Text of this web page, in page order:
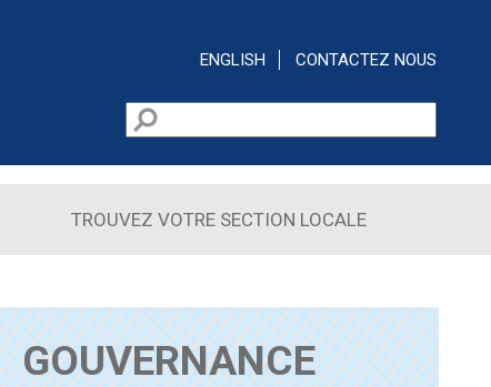
ENGLISH CONTACTEZ NOUS
Formulaire de recherche
Rechercher
TROUVEZ VOTRE SECTION LOCALE
GOUVERNANCE